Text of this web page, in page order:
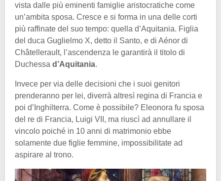
vista dalle più eminenti famiglie aristocratiche come
un’ambita sposa. Cresce e si forma in una delle corti
più raffinate del suo tempo: quella d’Aquitania. Figlia
del duca Guglielmo X, detto il Santo, e di Aénor di
Châtellerault, l’ascendenza le garantirà il titolo di
Duchessa d’Aquitania.
Invece per via delle decisioni che i suoi genitori
prenderanno per lei, diverrà altresì regina di Francia e
poi d’Inghilterra. Come è possibile? Eleonora fu sposa
del re di Francia, Luigi VII, ma riuscì ad annullare il
vincolo poiché in 10 anni di matrimonio ebbe
solamente due figlie femmine, impossibilitate ad
aspirare al trono.